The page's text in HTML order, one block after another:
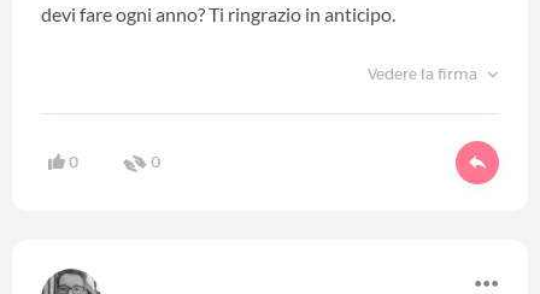
devi fare ogni anno? Ti ringrazio in anticipo.
Vedere la firma
0 0